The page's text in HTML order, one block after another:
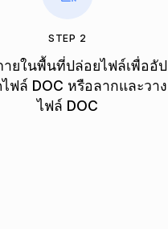
STEP 2
ยในพื้นที่ปล่อยไฟล์เพื่ออัป
ฟล์ DOC หรือลากและวาง
ไฟล์ DOC